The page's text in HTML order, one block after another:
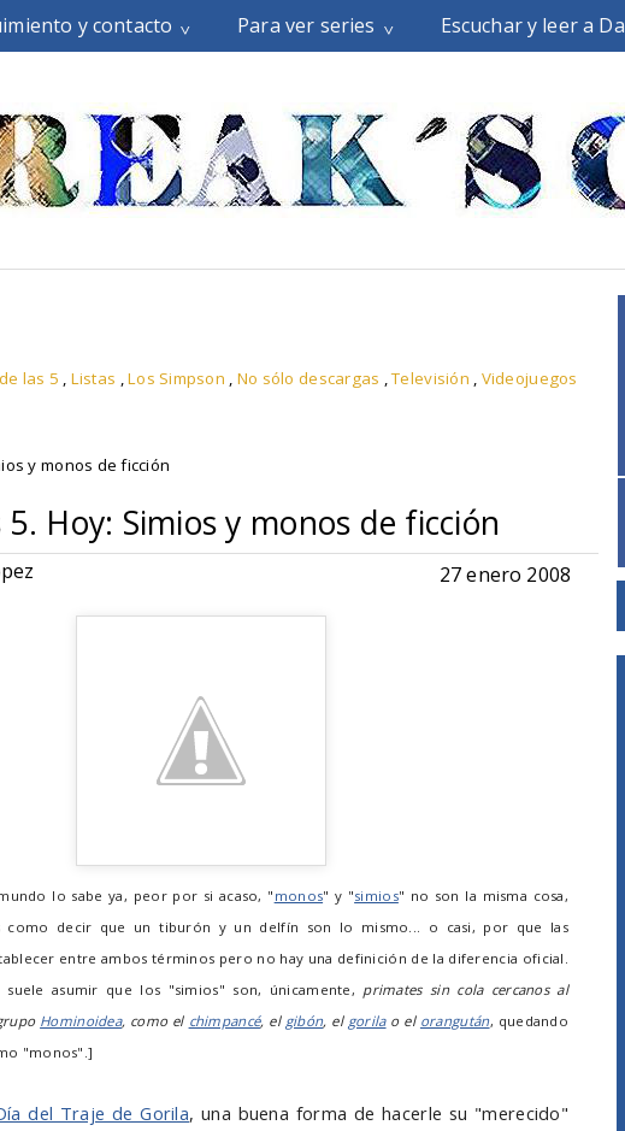
y contacto Para ver series Escuchar y leer a
las 5 , Listas ,Los Simpson , No sólo descargas ,Televisión , Videojuegos
y monos de ficción
Hoy: Simios y monos de ficción
27 enero 2008
lo sabe ya, peor por si acaso, " monos" y "simios" no son la misma cosa,
como decir que un tiburón y un delfín son lo mismo... o casi, por que las
entre ambos términos pero no hay una definición de la diferencia oficial.
suele asumir que los "simios" son, únicamente, primates sin cola cercanos al
Hominoidea, como el chimpancé, el gibón, el gorilao el orangután, quedando
"monos".]
del Traje de Gorila, una buena forma de hacerle su "merecido"